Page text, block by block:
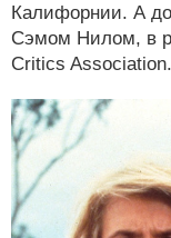
Калифорнии. А
Сэмом Нилом, в
Critics Association.